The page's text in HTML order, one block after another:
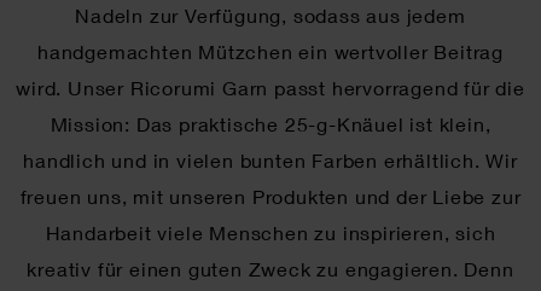
Nadeln zur Verfügung, sodass aus jedem
handgemachten Mützchen ein wertvoller Beitrag
wird. Unser Ricorumi Garn passt hervorragend für die
Mission: Das praktische 25-g-Knäuel ist klein,
handlich und in vielen bunten Farben erhältlich. Wir
freuen uns, mit unseren Produkten und der Liebe zur
Handarbeit viele Menschen zu inspirieren, sich
kreativ für einen guten Zweck zu engagieren. Denn